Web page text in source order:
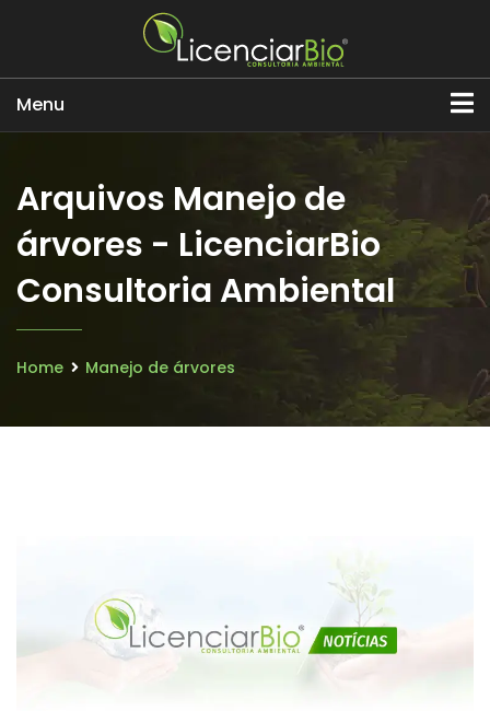
Menu
Arquivos Manejo de
árvores - LicenciarBio
Consultoria Ambiental
Home Manejo de árvores